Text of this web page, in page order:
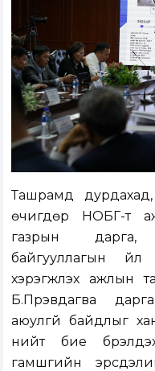
Ташрамд
өчигдөр НОБГ-т
газрын дарга,
байгууллагын
хэрэгжүүлэх ажлын
Б.Пүрэвдагва
аюулгүй байдлыг
нийт бие
гамшгийн